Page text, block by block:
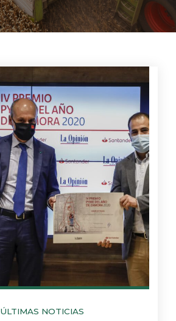
ÚLTIMAS NOTICIAS